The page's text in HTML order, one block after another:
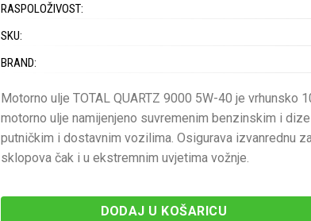
DODAJ U KOŠARICU
RASPOLOŽIVOST:
SKU:
BRAND:
Motorno ulje TOTAL QUARTZ 9000 5W-40 je vrhunsko
motorno ulje namijenjeno suvremenim benzinskim i
putničkim i dostavnim vozilima. Osigurava izvanrednu
sklopova čak i u ekstremnim uvjetima vožnje.